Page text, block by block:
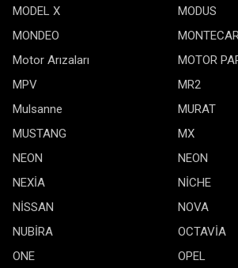
MODEL X
MODUS
MONDEO
Motor Arızaları
MOTOR
MPV
MR2
Mulsanne
MURAT
MUSTANG
MX
NEON
NEON
NEXİA
NİCHE
NİSSAN
NOVA
NUBİRA
OCTAVİA
ONE
OPEL